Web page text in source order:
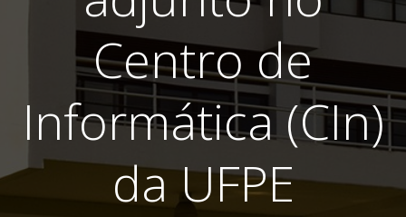
Centro de
Informática (CIn)
da UFPE